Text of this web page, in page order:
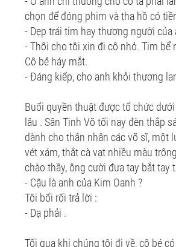
chọn để đóng phim và tha hồ có
- Dẹp trái tim hay thương người
- Thôi cho tôi xin đi cô nhỏ. Tim bể
Cô bẻ háy mắt.
- Đáng kiếp, cho anh khỏi thương
Buổi quyền thuật được tổ chức
lâu . Sân Tinh Võ tối nay đèn thắp
dành cho thân nhân các võ sĩ, một
vét xám, thắt cà vạt nhiều màu
chào thầy, ông cười đưa tay bắt tay
- Cậu là anh của Kim Oanh ?
Tôi bối rối trả lời :
- Dạ phải .
Tối qua khi chúng tôi đi về, cô bé